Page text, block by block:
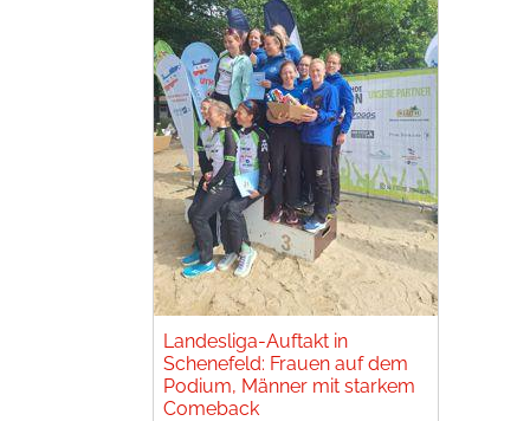
Landesliga-Auftakt in
Schenefeld: Frauen auf dem
Podium, Männer mit starkem
Comeback